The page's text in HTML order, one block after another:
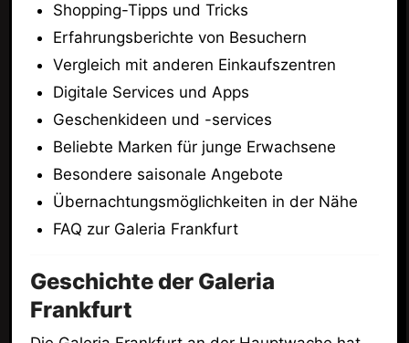
Shopping-Tipps und Tricks
Erfahrungsberichte von Besuchern
Vergleich mit anderen Einkaufszentren
Digitale Services und Apps
Geschenkideen und -services
Beliebte Marken für junge Erwachsene
Besondere saisonale Angebote
Übernachtungsmöglichkeiten in der Nähe
FAQ zur Galeria Frankfurt
Geschichte der Galeria
Frankfurt